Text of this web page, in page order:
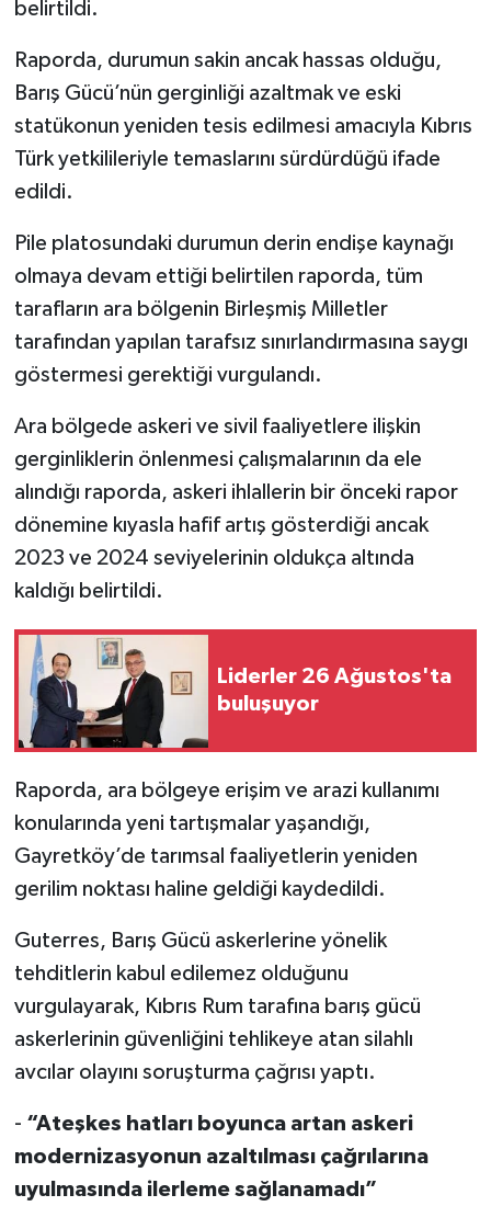
belirtildi.
Raporda, durumun sakin ancak hassas olduğu,
Barış Gücü’nün gerginliği azaltmak ve eski
statükonun yeniden tesis edilmesi amacıyla Kıbrıs
Türk yetkilileriyle temaslarını sürdürdüğü ifade
edildi.
Pile platosundaki durumun derin endişe kaynağı
olmaya devam ettiği belirtilen raporda, tüm
tarafların ara bölgenin Birleşmiş Milletler
tarafından yapılan tarafsız sınırlandırmasına saygı
göstermesi gerektiği vurgulandı.
Ara bölgede askeri ve sivil faaliyetlere ilişkin
gerginliklerin önlenmesi çalışmalarının da ele
alındığı raporda, askeri ihlallerin bir önceki rapor
dönemine kıyasla hafif artış gösterdiği ancak
2023 ve 2024 seviyelerinin oldukça altında
kaldığı belirtildi.
Liderler 26 Ağustos'ta
buluşuyor
Raporda, ara bölgeye erişim ve arazi kullanımı
konularında yeni tartışmalar yaşandığı,
Gayretköy’de tarımsal faaliyetlerin yeniden
gerilim noktası haline geldiği kaydedildi.
Guterres, Barış Gücü askerlerine yönelik
tehditlerin kabul edilemez olduğunu
vurgulayarak, Kıbrıs Rum tarafına barış gücü
askerlerinin güvenliğini tehlikeye atan silahlı
avcılar olayını soruşturma çağrısı yaptı.
- “Ateşkes hatları boyunca artan askeri
modernizasyonun azaltılması çağrılarına
uyulmasında ilerleme sağlanamadı”